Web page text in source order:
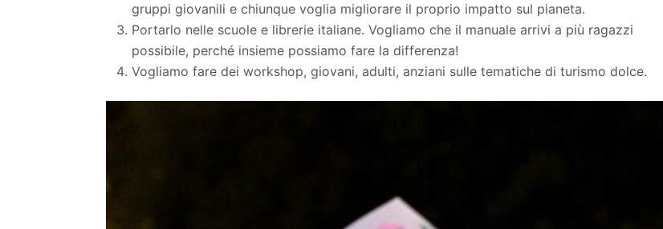
gruppi giovanili e chiunque voglia migliorare il proprio impatto sul pianeta.
Portarlo nelle scuole e librerie italiane. Vogliamo che il manuale arrivi a più ragazzi
possibile, perché insieme possiamo fare la differenza!
Vogliamo fare dei workshop, giovani, adulti, anziani sulle tematiche di turismo dolce.